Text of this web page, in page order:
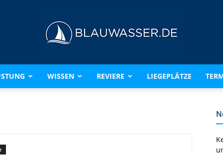
BLAUWASSER.DE
WISSEN REVIERE LIEGEPLÄTZE